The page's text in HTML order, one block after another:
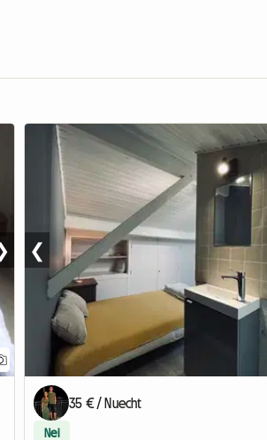
❮
35 € / Nuecht
Nei